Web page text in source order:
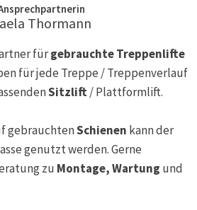
Thormann
fürgebrauchte Treppenlifte
für jede Treppe / Treppenverlauf
Sitzlift/ Plattformlift.
gebrauchtenSchienen kann der
genutzt werden. Gerne
zu Montage, Wartung und